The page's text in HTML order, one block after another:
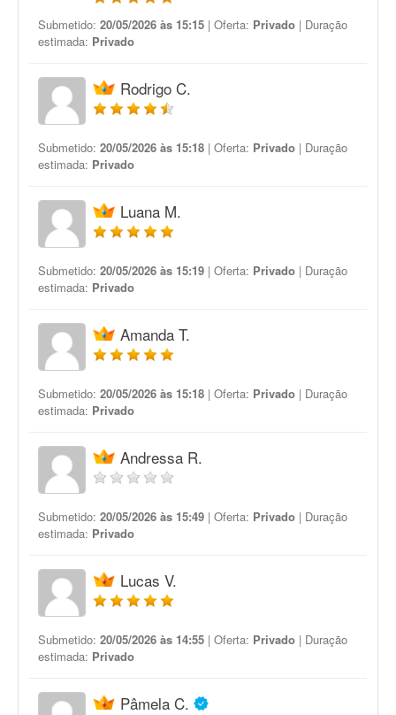
Submetido: 20/05/2026 às 15:15 | Oferta: Privado | Duração
estimada: Privado
Rodrigo C.
Submetido: 20/05/2026 às 15:18 | Oferta: Privado | Duração
estimada: Privado
Luana M.
Submetido: 20/05/2026 às 15:19 | Oferta: Privado | Duração
estimada: Privado
Amanda T.
Submetido: 20/05/2026 às 15:18 | Oferta: Privado | Duração
estimada: Privado
Andressa R.
Submetido: 20/05/2026 às 15:49 | Oferta: Privado | Duração
estimada: Privado
Lucas V.
Submetido: 20/05/2026 às 14:55 | Oferta: Privado | Duração
estimada: Privado
Pâmela C.